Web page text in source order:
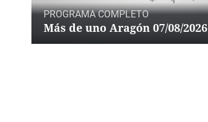
PROGRAMA COMPLETO
Más de uno Aragón 07/08/2026